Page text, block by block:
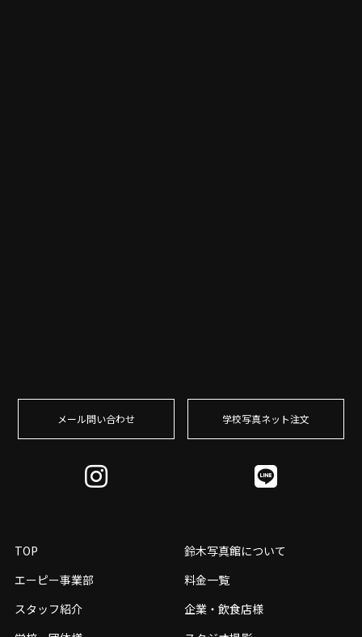
メール問い合わせ 学校写真ネット注⽂
TOP
鈴木写真館について
エーピー事業部
料金一覧
スタッフ紹介
企業・飲食店様